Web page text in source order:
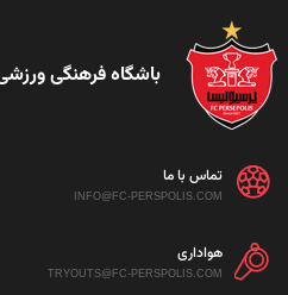
باشگاه فرهنگی
تماس با ما
INFO@FC-PERSPOLIS.COM
هواداری
TRYOUTS@FC-PERSPOLIS.COM